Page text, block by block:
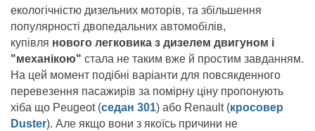
екологічністю дизельних моторів, та збільшення
популярності двопедальних автомобілів,
купівля нового легковика з дизелем двигуном і
"механікою" стала не таким вже й простим завданням.
На цей момент подібні варіанти для повсякденного
перевезення пасажирів за помірну ціну пропонують
хіба що Peugeot (седан 301) або Renault (кросовер
Duster). Але якщо вони з якоїсь причини не